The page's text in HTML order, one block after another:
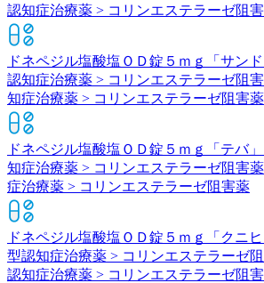
認知症治療薬 > コリンエステラーゼ阻
ドネペジル塩酸塩ＯＤ錠５ｍｇ「サンド
認知症治療薬 > コリンエステラーゼ阻
知症治療薬 > コリンエステラーゼ阻害薬
ドネペジル塩酸塩ＯＤ錠５ｍｇ「テバ」
知症治療薬 > コリンエステラーゼ阻害
症治療薬 > コリンエステラーゼ阻害薬
ドネペジル塩酸塩ＯＤ錠５ｍｇ「クニヒ
型認知症治療薬 > コリンエステラーゼ
認知症治療薬 > コリンエステラーゼ阻